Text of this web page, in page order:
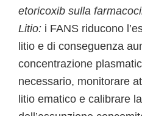
etoricoxib sulla
Litio: i FANS riducono
litio e di conseguenza
concentrazione
necessario, monitorare
litio ematico e calibrare